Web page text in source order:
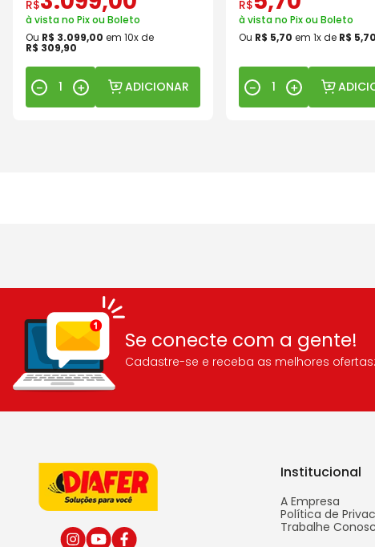
R$
à vista no Pix ou Boleto
Ou R$ 3.099,00 em 10x de
R$ 309,90
＋
－ ADICIONAR
R$
à vista no Pix ou Boleto
Ou R$ 5,70 em 1x de R$ 5,70
＋
－
Se conecte com a gente!
Cadastre-se e receba as melhores ofertas:
Institucional
A Empresa
Política de
Trabalhe